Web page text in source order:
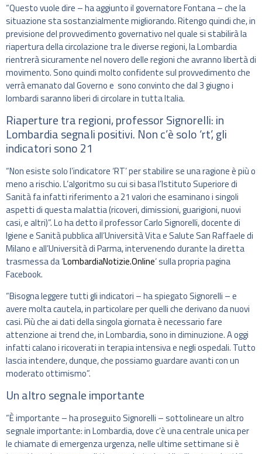
“Questo vuole dire – ha aggiunto il governatore Fontana – che la
situazione sta sostanzialmente migliorando. Ritengo quindi che, in
previsione del provvedimento governativo nel quale si stabilirà la
riapertura della circolazione tra le diverse regioni, la Lombardia
rientrerà sicuramente nel novero delle regioni che avranno libertà di
movimento. Sono quindi molto confidente sul provvedimento che
verrà emanato dal Governo e sono convinto che dal 3 giugno i
lombardi saranno liberi di circolare in tutta Italia.
Riaperture tra regioni, professor Signorelli: in
Lombardia segnali positivi. Non c’è solo ‘rt’, gli
indicatori sono 21
“Non esiste solo l’indicatore ‘RT’ per stabilire se una ragione è più o
meno a rischio. L’algoritmo su cui si basa l’Istituto Superiore di
Sanità fa infatti riferimento a 21 valori che esaminano i singoli
aspetti di questa malattia (ricoveri, dimissioni, guarigioni, nuovi
casi, e altri)”. Lo ha detto il professor Carlo Signorelli, docente di
Igiene e Sanità pubblica all’Università Vita e Salute San Raffaele di
Milano e all’Università di Parma, intervenendo durante la diretta
trasmessa da ‘LombardiaNotizie.Online‘ sulla propria pagina
Facebook.
“Bisogna leggere tutti gli indicatori – ha spiegato Signorelli – e
avere molta cautela, in particolare per quelli che derivano da nuovi
casi. Più che ai dati della singola giornata è necessario fare
attenzione ai trend che, in Lombardia, sono in diminuzione. A oggi
infatti calano i ricoverati in terapia intensiva e negli ospedali. Tutto
lascia intendere, dunque, che possiamo guardare avanti con un
moderato ottimismo”.
Un altro segnale importante
“È importante – ha proseguito Signorelli – sottolineare un altro
segnale importante: in Lombardia, dove c’è una centrale unica per
le chiamate di emergenza urgenza, nelle ultime settimane si è